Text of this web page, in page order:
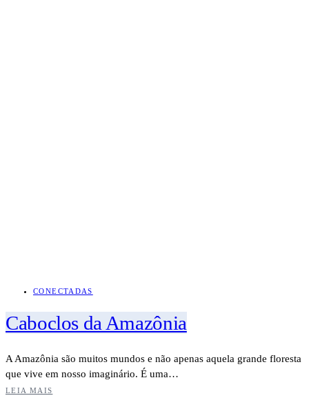
CONECTADAS
Caboclos da Amazônia
A Amazônia são muitos mundos e não apenas aquela grande floresta
que vive em nosso imaginário. É uma…
LEIA MAIS